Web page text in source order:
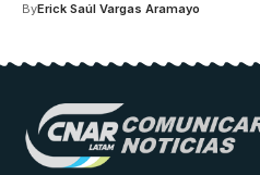
ByErick Saúl Vargas Aramayo